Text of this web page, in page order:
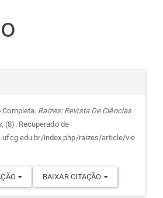
Completa. Raízes: Revista De Ciências
, (8). Recuperado de
index.php/raizes/article/vie
BAIXAR CITAÇÃO